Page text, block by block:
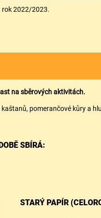
rok 2022/2023.
na sběrových aktivitách.
pomerančové kůry a
SBÍRÁ:
STARÝ PAPÍR